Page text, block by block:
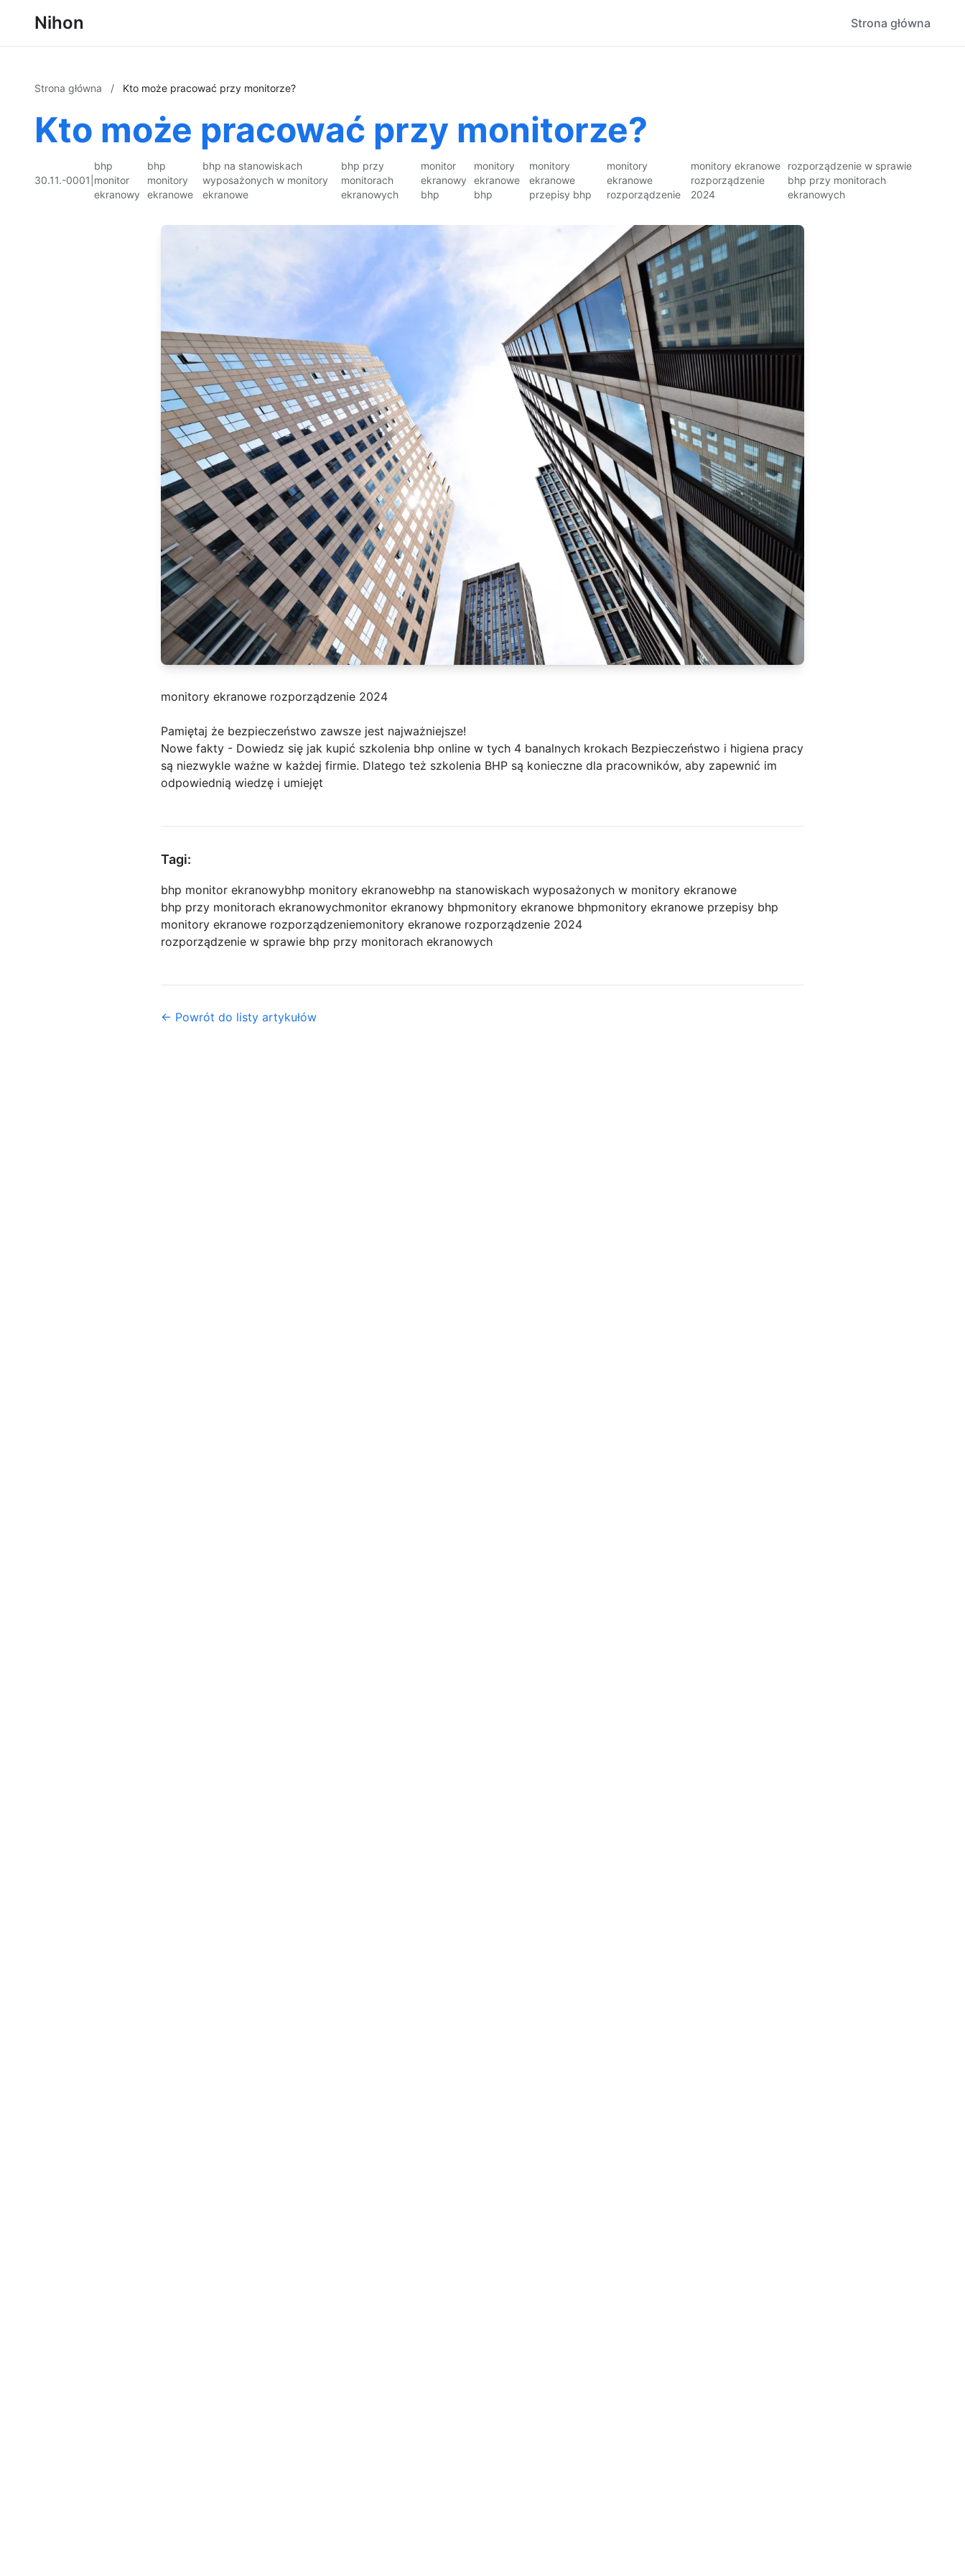
Nihon Strona główna
Strona główna / Kto może pracować przy monitorze?
Kto może pracować przy monitorze?
30.11.-0001
bhp
monitor
ekranowy
bhp
monitory
ekranowe
bhp na stanowiskach
wyposażonych w monitory
ekranowe
bhp przy
monitorach
ekranowych
monitor
ekranowy
bhp
monitory
ekranowe
bhp
monitory
ekranowe
przepisy bhp
monitory
ekranowe
rozporządzenie
monitory ekranowe
rozporządzenie
2024
rozporządzenie w sprawie
bhp przy monitorach
ekranowych
monitory ekranowe rozporządzenie 2024
Pamiętaj że bezpieczeństwo zawsze jest najważniejsze!
Nowe fakty - Dowiedz się jak kupić szkolenia bhp online w tych 4 banalnych krokach Bezpieczeństwo i higiena pracy
są niezwykle ważne w każdej firmie. Dlatego też szkolenia BHP są konieczne dla pracowników, aby zapewnić im
odpowiednią wiedzę i umiejęt
Tagi:
bhp monitor ekranowybhp monitory ekranowebhp na stanowiskach wyposażonych w monitory ekranowe
bhp przy monitorach ekranowychmonitor ekranowy bhpmonitory ekranowe bhpmonitory ekranowe przepisy bhp
monitory ekranowe rozporządzeniemonitory ekranowe rozporządzenie 2024
rozporządzenie w sprawie bhp przy monitorach ekranowych
← Powrót do listy artykułów